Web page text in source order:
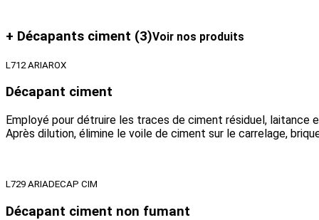
+ Décapants ciment (3)Voir nos produits
L712 ARIAROX
Décapant ciment
Employé pour détruire les traces de ciment résiduel,
Après dilution, élimine le voile de ciment sur le carrelage,
L729 ARIADECAP CIM
Décapant ciment non fumant